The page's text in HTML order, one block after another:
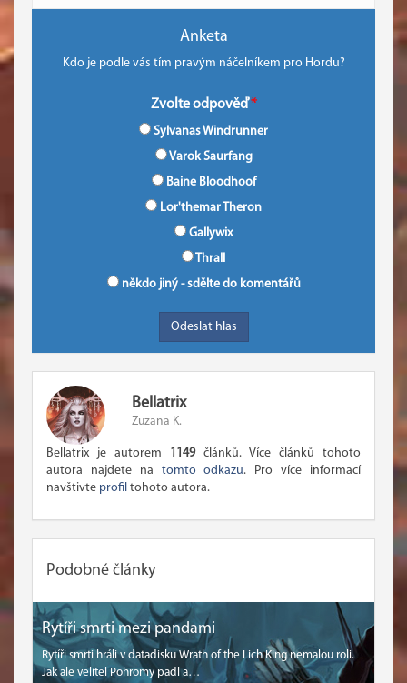
Anketa
Kdo je podle vás tím pravým náčelníkem pro Hordu?
Zvolte odpověď
Sylvanas Windrunner
Varok Saurfang
Baine Bloodhoof
Lor'themar Theron
Gallywix
Thrall
někdo jiný - sdělte do komentářů
Bellatrix
Zuzana K.
Bellatrix je autorem 1149článků. Více článků tohoto
autora najdete na tomto odkazu. Pro více informací
navštivte profil tohoto autora.
Podobné články
Rytíři smrti mezi pandami
Rytíři smrti hráli v datadisku Wrath of the Lich King nemalou roli.
Jak ale velitel Pohromy padl a…